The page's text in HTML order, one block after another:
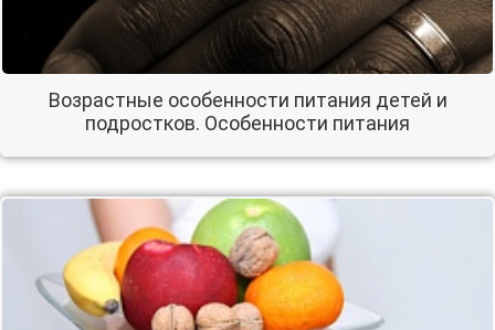
Возрастные особенности питания детей и
подростков. Особенности питания